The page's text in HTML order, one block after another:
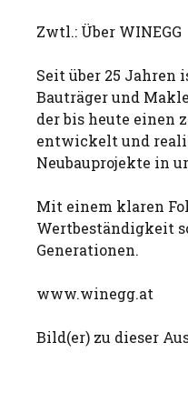
Zwtl.: Über WINEGG
Seit über 25 Jahren
Bauträger und
der bis heute einen
entwickelt und
Neubauprojekte in
Mit einem klaren
Wertbeständigkeit
Generationen.
www.winegg.at
Bild(er) zu dieser